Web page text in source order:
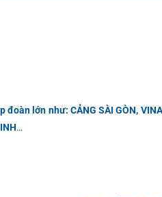
lớn như: CẢNG SÀI GÒN,
…